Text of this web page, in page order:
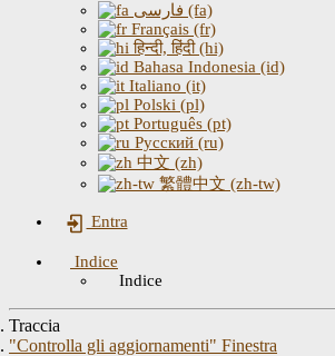
فارسی (fa)
Français (fr)
हिन्दी, हिंदी (hi)
Bahasa Indonesia (id)
Italiano (it)
Polski (pl)
Português (pt)
Русский (ru)
中文 (zh)
繁體中文 (zh-tw)
Entra
Indice
Indice
Traccia
"Controlla gli aggiornamenti" Finestra